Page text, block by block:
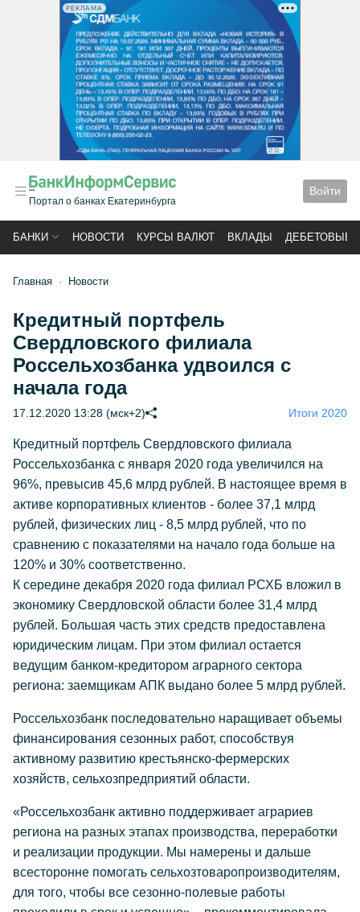
РЕКЛАМА
Портал о банках Екатеринбурга
Войти
БАНКИ НОВОСТИ КУРСЫ ВАЛЮТ ВКЛАДЫ ДЕБЕТОВЫЕ
Главная Новости
Кредитный портфель
Свердловского филиала
Россельхозбанка удвоился с
начала года
17.12.2020 13:28 (мск+2) Итоги 2020
Кредитный портфель Cвердловского филиала
Россельхозбанка с января 2020 года увеличился на
96%, превысив 45,6 млрд рублей. В настоящее время в
активе корпоративных клиентов - более 37,1 млрд
рублей, физических лиц - 8,5 млрд рублей, что по
сравнению с показателями на начало года больше на
120% и 30% соответственно.
К середине декабря 2020 года филиал РСХБ вложил в
экономику Свердловской области более 31,4 млрд
рублей. Большая часть этих средств предоставлена
юридическим лицам. При этом филиал остается
ведущим банком-кредитором аграрного сектора
региона: заемщикам АПК выдано более 5 млрд рублей.
Россельхозбанк последовательно наращивает объемы
финансирования сезонных работ, способствуя
активному развитию крестьянско-фермерских
хозяйств, сельхозпредприятий области.
«Россельхозбанк активно поддерживает аграриев
региона на разных этапах производства, переработки
и реализации продукции. Мы намерены и дальше
всесторонне помогать сельхозтоваропроизводителям,
для того, чтобы все сезонно-полевые работы